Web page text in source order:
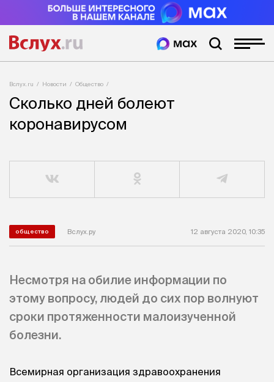
Вслух.ru Новости Общество
Сколько дней болеют
коронавирусом
общество Вслух.ру 12 августа 2020, 10:35
Несмотря на обилие информации по
этому вопросу, людей до сих пор волнуют
сроки протяженности малоизученной
болезни.
Всемирная организация здравоохранения